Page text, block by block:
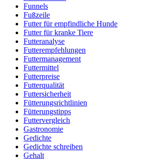
Funnels
Fußzeile
Futter für empfindliche Hunde
Futter für kranke Tiere
Futteranalyse
Futterempfehlungen
Futtermanagement
Futtermittel
Futterpreise
Futterqualität
Futtersicherheit
Fütterungsrichtlinien
Fütterungstipps
Futtervergleich
Gastronomie
Gedichte
Gedichte schreiben
Gehalt